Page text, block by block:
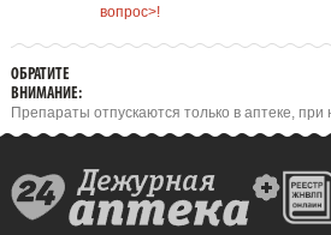
вопрос>!
ОБРАТИТЕ
ВНИМАНИЕ:
Препараты отпускаются только в аптеке,